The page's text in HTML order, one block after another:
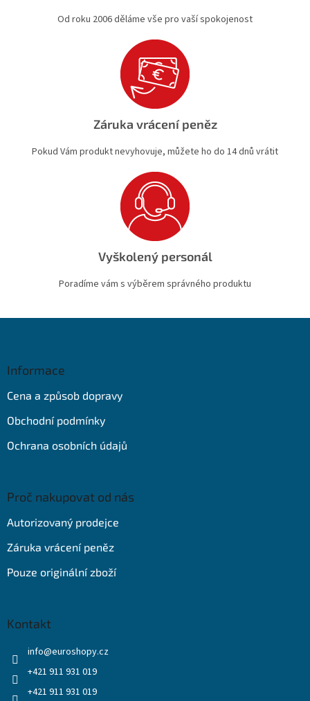
Od roku 2006 děláme vše pro vaší spokojenost
Záruka vrácení peněz
Pokud Vám produkt nevyhovuje, můžete ho do 14 dnů vrátit
Vyškolený personál
Poradíme vám s výběrem správného produktu
Informace
Cena a způsob dopravy
Obchodní podmínky
Ochrana osobních údajů
Proč nakupovat od nás
Autorizovaný prodejce
Záruka vrácení peněz
Pouze originální zboží
Kontakt
info@euroshopy.cz
+421 911 931 019
+421 911 931 019